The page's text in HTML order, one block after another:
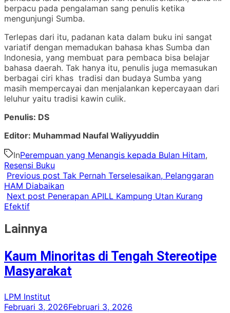
berpacu pada pengalaman sang penulis ketika
mengunjungi Sumba.
Terlepas dari itu, padanan kata dalam buku ini sangat
variatif dengan memadukan bahasa khas Sumba dan
Indonesia, yang membuat para pembaca bisa belajar
bahasa daerah. Tak hanya itu, penulis juga memasukan
berbagai ciri khas tradisi dan budaya Sumba yang
masih mempercayai dan menjalankan kepercayaan dari
leluhur yaitu tradisi kawin culik.
Penulis: DS
Editor: Muhammad Naufal Waliyyuddin
InPerempuan yang Menangis kepada Bulan Hitam,
Resensi Buku
Previous post Tak Pernah Terselesaikan, Pelanggaran
HAM Diabaikan
Next post Penerapan APILL Kampung Utan Kurang
Efektif
Lainnya
Kaum Minoritas di Tengah Stereotipe
Masyarakat
LPM Institut
Februari 3, 2026Februari 3, 2026